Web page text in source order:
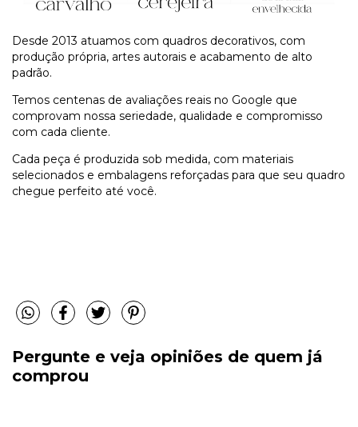
Desde 2013 atuamos com quadros decorativos, com
produção própria, artes autorais e acabamento de alto
padrão.
Temos centenas de avaliações reais no Google que
comprovam nossa seriedade, qualidade e compromisso
com cada cliente.
Cada peça é produzida sob medida, com materiais
selecionados e embalagens reforçadas para que seu quadro
chegue perfeito até você.
Pergunte e veja opiniões de quem já
comprou